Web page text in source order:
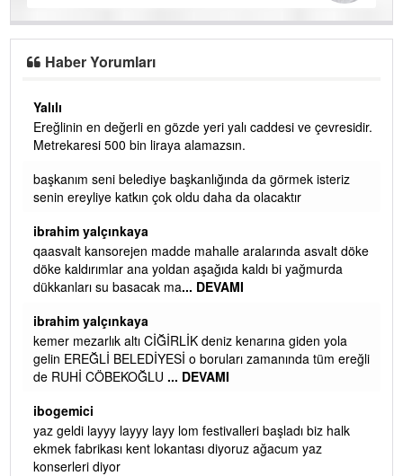
Haber Yorumları
Yalılı
Ereğlinin en değerli en gözde yeri yalı caddesi ve çevresidir.
Metrekaresi 500 bin liraya alamazsın.
başkanım seni belediye başkanlığında da görmek isteriz
senin ereyliye katkın çok oldu daha da olacaktır
ibrahim yalçınkaya
qaasvalt kansorejen madde mahalle aralarında asvalt döke
döke kaldırımlar ana yoldan aşağıda kaldı bi yağmurda
dükkanları su basacak ma... DEVAMI
ibrahim yalçınkaya
kemer mezarlık altı CİĞİRLİK deniz kenarına giden yola
gelin EREĞLİ BELEDİYESİ o boruları zamanında tüm ereğli
de RUHİ CÖBEKOĞLU ... DEVAMI
ibogemici
yaz geldi layyy layyy layy lom festivalleri başladı biz halk
ekmek fabrikası kent lokantası diyoruz ağacum yaz
konserleri diyor